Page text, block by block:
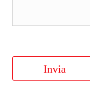
Invia